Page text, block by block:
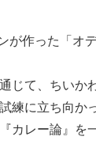
が作った「オデ
じて、ちいか
練に立ち向か
カレー論』を